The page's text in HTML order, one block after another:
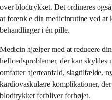
over blodtrykket. Det ordineres
at forenkle din medicinrutine ved at
behandlinger i én pille.
Medicin hjælper med at reducere
helbredsproblemer, der kan
omfatter hjerteanfald, slagtilfælde,
kardiovaskulære komplikationer,
blodtrykket forbliver forhøjet.